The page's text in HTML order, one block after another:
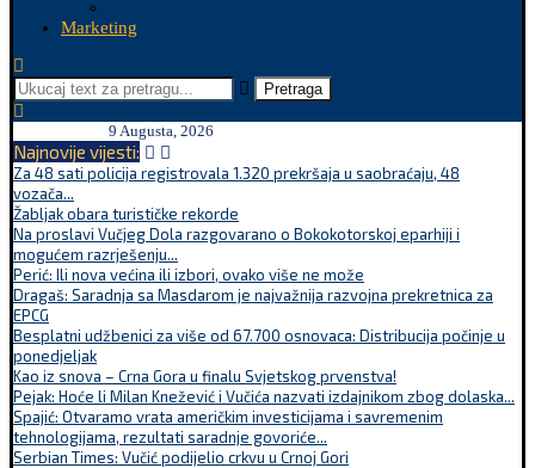
Marketing
Pretraga
9 Augusta, 2026
Najnovije vijesti:
Za 48 sati policija registrovala 1.320 prekršaja u saobraćaju, 48
vozača...
Žabljak obara turističke rekorde
Na proslavi Vučjeg Dola razgovarano o Bokokotorskoj eparhiji i
mogućem razrješenju...
Perić: Ili nova većina ili izbori, ovako više ne može
Dragaš: Saradnja sa Masdarom je najvažnija razvojna prekretnica za
EPCG
Besplatni udžbenici za više od 67.700 osnovaca: Distribucija počinje u
ponedjeljak
Kao iz snova – Crna Gora u finalu Svjetskog prvenstva!
Pejak: Hoće li Milan Knežević i Vučića nazvati izdajnikom zbog dolaska...
Spajić: Otvaramo vrata američkim investicijama i savremenim
tehnologijama, rezultati saradnje govoriće...
Serbian Times: Vučić podijelio crkvu u Crnoj Gori